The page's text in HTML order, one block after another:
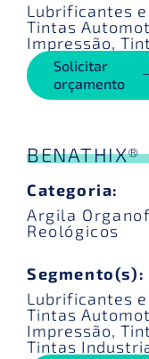
Lubrificantes e
Tintas
Impressão,
Solicitar
orçamento
BENATHIX®
Categoria:
Argila
Reológicos
Segmento(s):
Lubrificantes e
Tintas
Impressão,
Tintas